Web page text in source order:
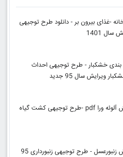
-غذای بیرون بر - دانلود طرح توجیهی
1401
خشکبار - طرح توجیهی احداث
ویرایش سال 95 جدید
طرح توجیهی پرورش آلوئه ورا pdf -طرح توجیهی کشت گیاه
- طرح توجیهی زنبورداری 95